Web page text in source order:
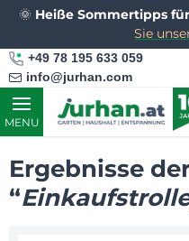
🌞 Heiße Sommertipps
Sie
+49 78 195 633 059
info@jurhan.com
MENU
Ergebnisse
“